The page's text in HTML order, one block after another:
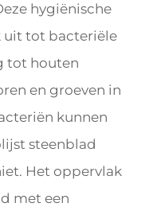
hygiënische
uit tot bacteriële
tot houten
en groeven in
kunnen
steenblad
Het oppervlak
met een